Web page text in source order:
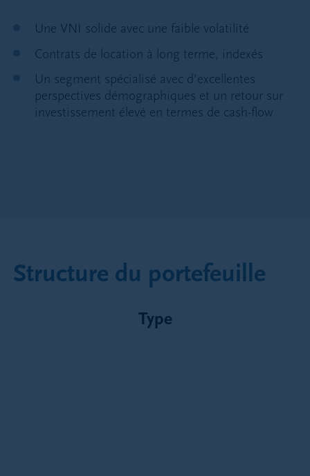
Une VNI solide avec une faible volatilité
Contrats de location à long terme, indexés
Un segment spécialisé avec d’excellentes
perspectives démographiques et un retour sur
investissement élevé en termes de cash-flow
Structure du portefeuille
Type